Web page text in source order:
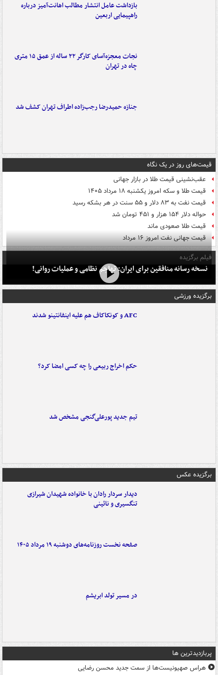
بازداشت عامل انتشار مطالب اهانت‌آمیز درباره
راهپیمایی اربعین
نجات معجزه‌آسای کارگر ۲۲ ساله از عمق ۱۵ متری
چاه در تهران
جنازه حمیدرضا رجب‌زاده اطراف تهران کشف شد
قیمت‌های روز در یک نگاه
عقب‌نشینی قیمت طلا در بازار جهانی
قیمت طلا و سکه امروز یکشنبه ۱۸ مرداد ۱۴۰۵
قیمت نفت به ۸۳ دلار و ۵۵ سنت در هر بشکه رسید
حواله دلار ۱۵۴ هزار و ۴۵۱ تومان شد
قیمت طلا صعودی ماند
قیمت جهانی نفت امروز ۱۶ مرداد
فیلم برگزیده
نسخه رسانه منافقین برای ایران: تهاجم نظامی و عملیات روانی!
برگزیده ورزشی
AFC و کونکاکاف هم علیه اینفانتینو شدند
حکم اخراج ربیعی را چه کسی امضا کرد؟
تیم جدید پورعلی‌گنجی مشخص شد
برگزیده عکس
دیدار سردار رادان با خانواده‌ شهیدان شیرازی
تنگسیری و نائینی
صفحه نخست روزنامه‌های دوشنبه ۱۹ مرداد ۱۴۰۵
در مسیر تولد ابریشم
پربازدیدترین ها
هراس صهیونیست‌ها از سمت جدید محسن رضایی